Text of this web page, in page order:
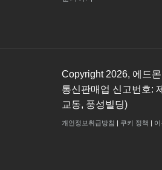
Copyright 2026, 에드
통신판매업 신고번호:
교동, 풍성빌딩)
개인정보취급방침 쿠키 정책